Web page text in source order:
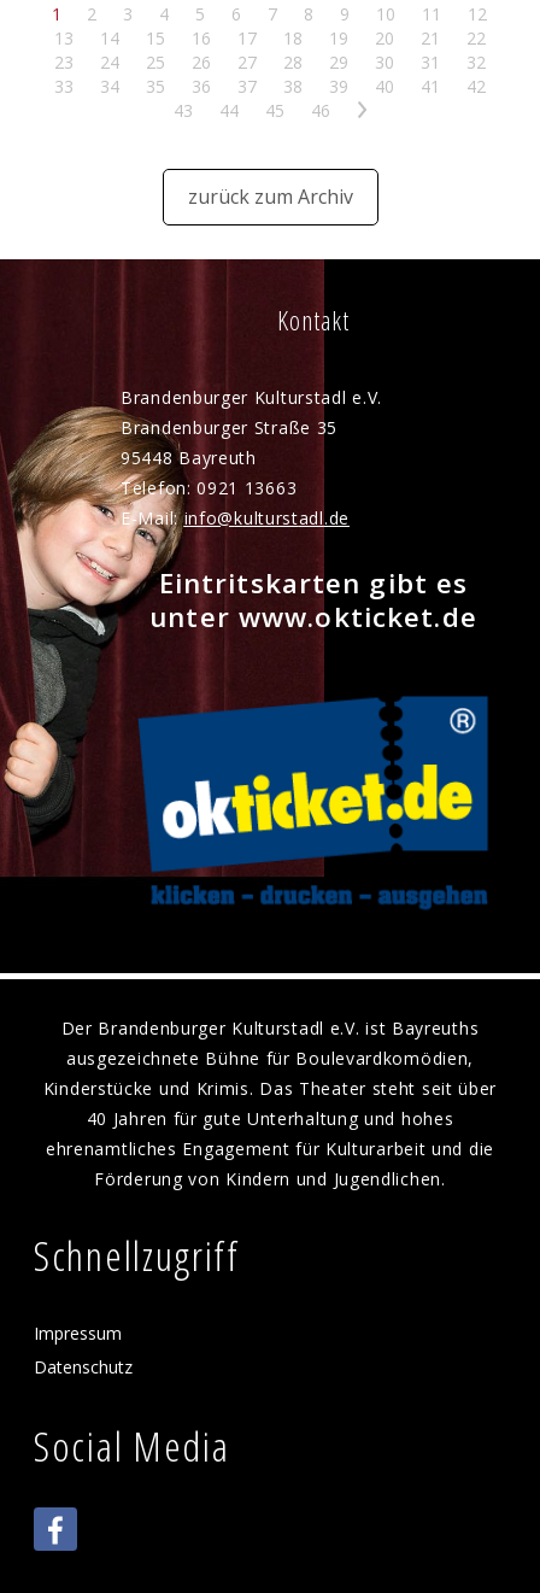
1 2 3 4 5 6 7 8 9 10 11
12
13
14 15 16 17 18 19 20 21
22
23
24 25 26 27 28 29 30 31
32
33
34 35 36 37 38 39 40 41
42
43
44 45 46 >
zurück zum Archiv
Kontakt
Brandenburger Kulturstadl e.V.
Brandenburger Straße 35
95448 Bayreuth
Telefon: 0921 13663
E-Mail:nf k lt rst dl d
Eintritskarten gibt es
unter www.okticket.de
Der Brandenburger Kulturstadl e.V. ist Bayreuths
ausgezeichnete Bühne für Boulevardkomödien,
Kinderstücke und Krimis. Das Theater steht seit über
40 Jahren für gute Unterhaltung und hohes
ehrenamtliches Engagement für Kulturarbeit und die
Förderung von Kindern und Jugendlichen.
Schnellzugriff
Impressum
Datenschutz
Social Media